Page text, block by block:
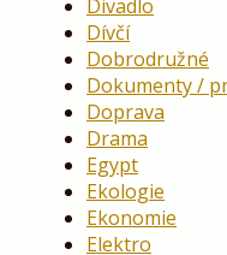
Divadlo
Dívčí
Dobrodružné
Dokumenty /
Doprava
Drama
Egypt
Ekologie
Ekonomie
Elektro